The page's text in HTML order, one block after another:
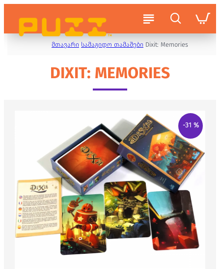
მთავარი სამაგიდო თამაშები Dixit: Memories
DIXIT: MEMORIES
-31 %